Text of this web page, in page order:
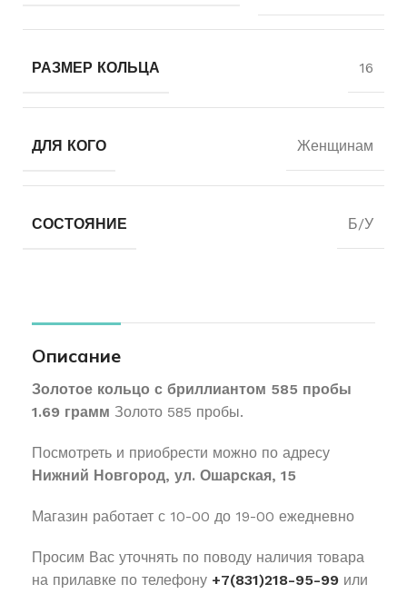
РАЗМЕР КОЛЬЦА 16
ДЛЯ КОГО Женщинам
СОСТОЯНИЕ Б/У
Описание
Золотое кольцо с бриллиантом 585 пробы
1.69 грамм Золото 585 пробы.
Посмотреть и приобрести можно по адресу
Нижний Новгород, ул. Ошарская, 15
Магазин работает с 10-00 до 19-00 ежедневно
Просим Вас уточнять по поводу наличия товара
на прилавке по телефону +7(831)218-95-99 или